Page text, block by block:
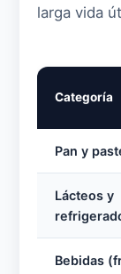
larga vida
Categoría
Pan y
Lácteos y
Bebidas